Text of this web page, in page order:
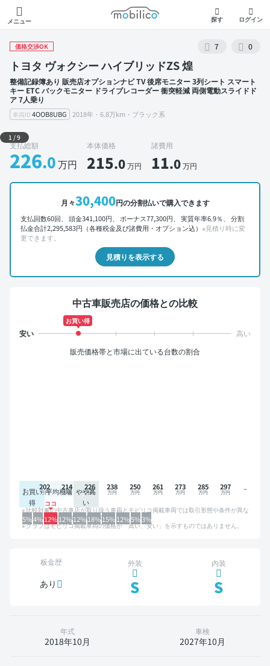
メニュー
モビリコ
探す ログイン
価格交渉OK 7 0
トヨタ ヴォクシー ハイブリッドZS 煌
整備記録簿あり 販売店オプションナビ TV 後席モニター 3列シート スマート
キー ETC バックモニター ドライブレコーダー 衝突軽減 両側電動スライドド
ア 7人乗り
車両ID 4OOB8UBG 2018年・6.8万km・ブラック系
外装 左前
1 /9
支払総額
226.0万円
本体価格
215.0万円
諸費用
11.0万円
月々30,400円の分割払いで購入できます
支払回数60回、 頭金341,100円、 ボーナス77,300円、 実質年率6.9％、 分割
払金合計2,295,583円（各種税金及び諸費用・オプション込） ※見積り時に変
更できます。
見積りを表示する
中古車販売店の価格との比較
お買い得
販売価格帯と市場に出ている台数の割合
お買い
得
平均相場 やや高
い
5%4%12%12%12%18%15%12%5%3%
202 214 226 238 250 261 273 285 297
比較対象の中古車店が取り扱う車両とモビリコ掲載車両では取引形態や条件が異な
るため、グラフは参考情報です。
グラフはモビリコ掲載車両の価格が「高い、安い」を示すものではありません。
板金歴
あり
外装
S
内装
S
年式
2018年10月
車検
2027年10月